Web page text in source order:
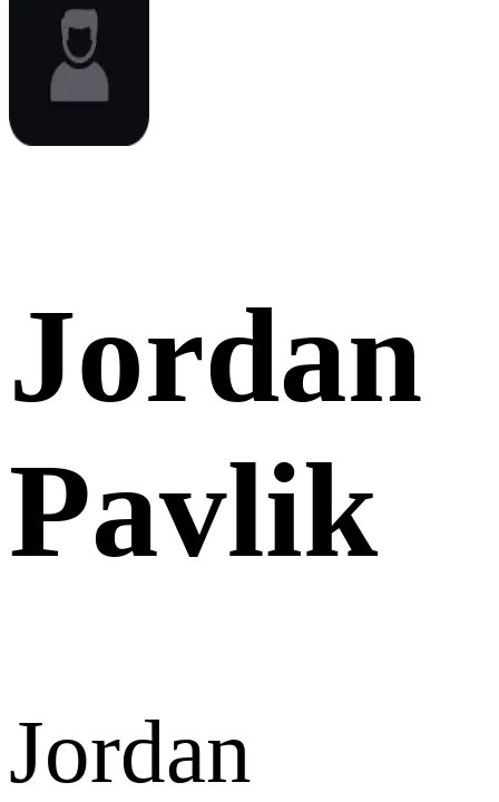
Jordan
Pavlik
Jordan